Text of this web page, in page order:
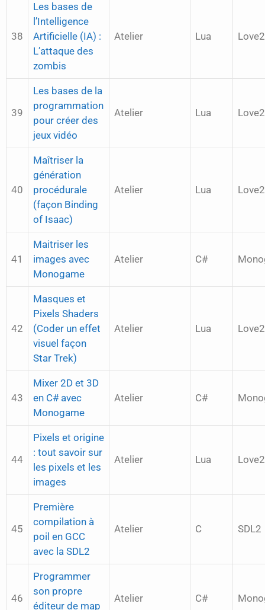
38
Les bases de
l’Intelligence
Artificielle (IA) :
L’attaque des
zombis
Atelier Lua
39
Les bases de la
programmation
pour créer des
jeux vidéo
Atelier Lua
40
Maîtriser la
génération
procédurale
(façon Binding
of Isaac)
Atelier Lua
41
Maitriser les
images avec
Monogame
Atelier C#
42
Masques et
Pixels Shaders
(Coder un effet
visuel façon
Star Trek)
Atelier Lua
43
Mixer 2D et 3D
en C# avec
Monogame
Atelier C#
44
Pixels et origine
: tout savoir sur
les pixels et les
images
Atelier Lua
45
Première
compilation à
poil en GCC
avec la SDL2
Atelier C SDL2
46
Programmer
son propre
éditeur de map
Atelier C#